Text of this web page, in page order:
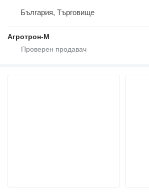
България, Търговище
Агротрон-М